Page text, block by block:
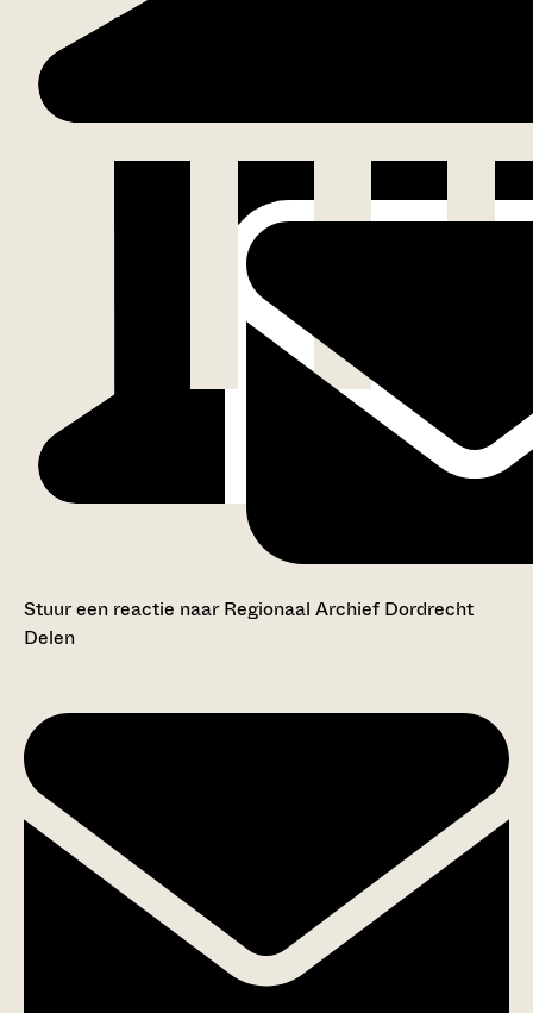
Stuur een reactie naar Regionaal Archief Dordrecht
Delen